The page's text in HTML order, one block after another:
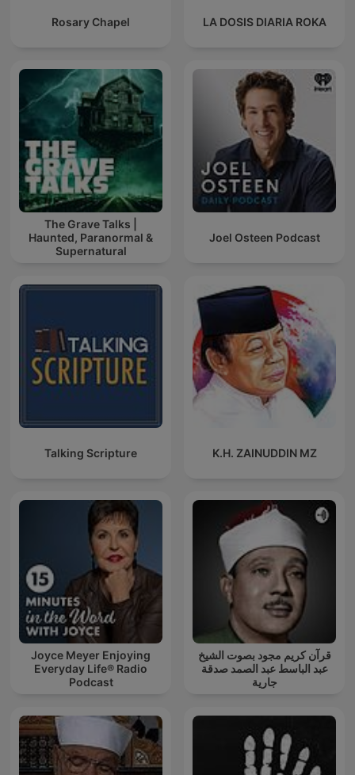
Rosary Chapel LA DOSIS DIARIA ROKA
The Grave Talks |
Haunted, Paranormal &
Supernatural
Joel Osteen Podcast
Talking Scripture K.H. ZAINUDDIN MZ
Joyce Meyer Enjoying
Everyday Life® Radio
Podcast
قرآن كريم مجود بصوت الشيخ
عبد الباسط عبد الصمد صدقة
جارية